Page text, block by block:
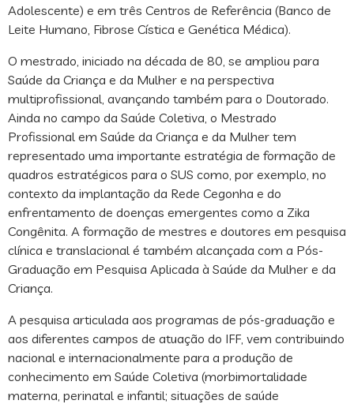
Adolescente) e em três Centros de Referência (Banco de
Leite Humano, Fibrose Cística e Genética Médica).
O mestrado, iniciado na década de 80, se ampliou para
Saúde da Criança e da Mulher e na perspectiva
multiprofissional, avançando também para o Doutorado.
Ainda no campo da Saúde Coletiva, o Mestrado
Profissional em Saúde da Criança e da Mulher tem
representado uma importante estratégia de formação de
quadros estratégicos para o SUS como, por exemplo, no
contexto da implantação da Rede Cegonha e do
enfrentamento de doenças emergentes como a Zika
Congênita. A formação de mestres e doutores em pesquisa
clínica e translacional é também alcançada com a Pós-
Graduação em Pesquisa Aplicada à Saúde da Mulher e da
Criança.
A pesquisa articulada aos programas de pós-graduação e
aos diferentes campos de atuação do IFF, vem contribuindo
nacional e internacionalmente para a produção de
conhecimento em Saúde Coletiva (morbimortalidade
materna, perinatal e infantil; situações de saúde